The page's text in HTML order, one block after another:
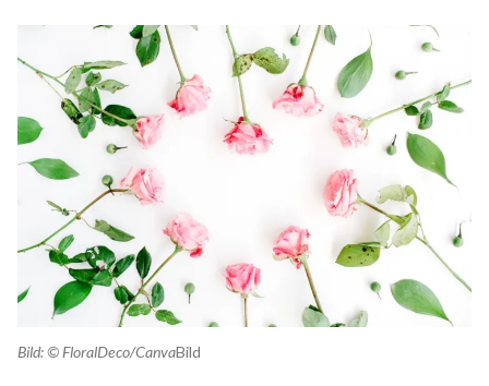
Bild: © FloralDeco/CanvaBild